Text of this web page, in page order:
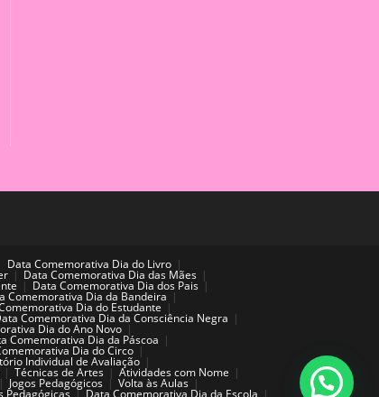
Data Comemorativa Dia do Livro
Data Comemorativa Dia das Mães
Data Comemorativa Dia dos Pais
Comemorativa Dia da Bandeira
Dia do Estudante
Comemorativa Dia da Consciência Negra
Dia do Ano Novo
Comemorativa Dia da Páscoa
Dia do Circo
Individual de Avaliação
Técnicas de Artes Atividades com Nome
Jogos Pedagógicos Volta às Aulas
Pedagógicas Data Comemorativa Dia da Escola